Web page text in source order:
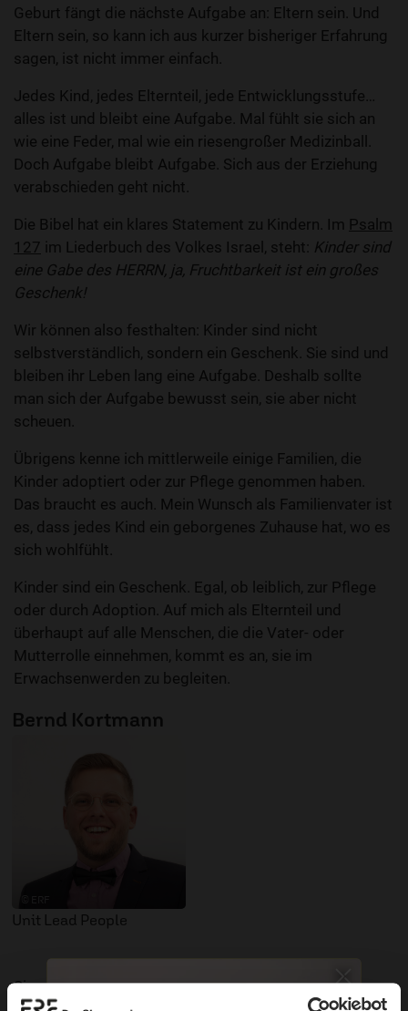
Geburt fängt die nächste Aufgabe an: Eltern sein. Und
Eltern sein, so kann ich aus kurzer bisheriger Erfahrung
sagen, ist nicht immer einfach.
Jedes Kind, jedes Elternteil, jede Entwicklungsstufe…
alles ist und bleibt eine Aufgabe. Mal fühlt sie sich an
wie eine Feder, mal wie ein riesengroßer Medizinball.
Doch Aufgabe bleibt Aufgabe. Sich aus der Erziehung
verabschieden geht nicht.
Die Bibel hat ein klares Statement zu Kindern. Im Psalm
127 im Liederbuch des Volkes Israel, steht: Kinder sind
eine Gabe des HERRN, ja, Fruchtbarkeit ist ein großes
Geschenk!
Wir können also festhalten: Kinder sind nicht
selbstverständlich, sondern ein Geschenk. Sie sind und
bleiben ihr Leben lang eine Aufgabe. Deshalb sollte
man sich der Aufgabe bewusst sein, sie aber nicht
scheuen.
Übrigens kenne ich mittlerweile einige Familien, die
Kinder adoptiert oder zur Pflege genommen haben.
Das braucht es auch. Mein Wunsch als Familienvater ist
es, dass jedes Kind ein geborgenes Zuhause hat, wo es
sich wohlfühlt.
Kinder sind ein Geschenk. Egal, ob leiblich, zur Pflege
oder durch Adoption. Auf mich als Elternteil und
überhaupt auf alle Menschen, die die Vater- oder
Mutterrolle einnehmen, kommt es an, sie im
Erwachsenwerden zu begleiten.
Bernd Kortmann
Unit Lead People
Sie möchten noch tiefer in die Bibel eintauchen? Wir